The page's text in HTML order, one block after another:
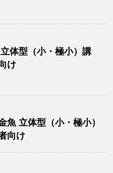
体型（小・極小）講
け
魚 立体型（小・極小）
向け